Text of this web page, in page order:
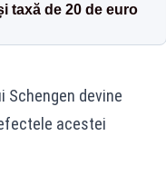
taxă de 20 de euro
devine
acestei